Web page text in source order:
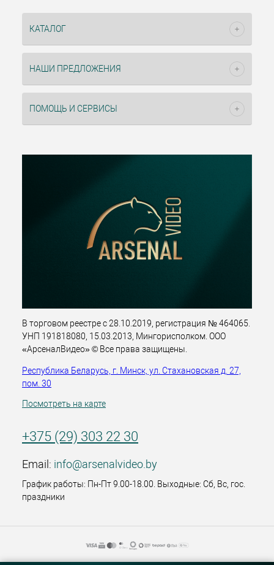
КАТАЛОГ
НАШИ ПРЕДЛОЖЕНИЯ
ПОМОЩЬ И СЕРВИСЫ
В торговом реестре с 28.10.2019, регистрация № 464065.
УНП 191818080, 15.03.2013, Мингорисполком. ООО
«АрсеналВидео» © Все права защищены.
Республика Беларусь, г. Минск, ул. Стахановская д. 27,
пом. 30
Посмотреть на карте
+375 (29) 303 22 30
Email: info@arsenalvideo.by
График работы: Пн-Пт 9.00-18.00. Выходные: Сб, Вс, гос.
праздники